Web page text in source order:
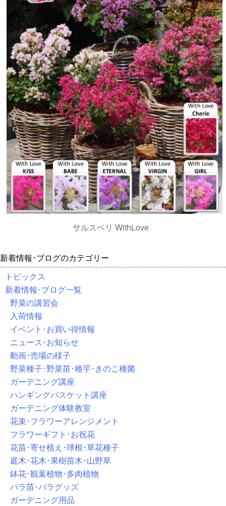
サルスベリ WithLove
新着情報･ブログのカテゴリー
トピックス
新着情報･ブログ一覧
野菜の講習会
入荷情報
イベント･お買い得情報
ニュース･お知らせ
動画･売場の様子
野菜種子･野菜苗･種芋･きのこ種菌
ガーデニング講座
ハンギングバスケット講座
ガーデニング体験教室
花束･フラワーアレンジメント
フラワーギフト･お祝花
花苗･寄せ植え･球根･草花種子
庭木･花木･果樹苗木･山野草
鉢花･観葉植物･多肉植物
バラ苗･バラグッズ
ガーデニング用品